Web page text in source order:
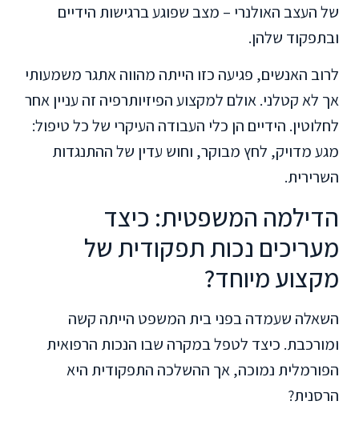
של העצב האולנרי – מצב שפוגע ברגישות הידיים
ובתפקוד שלהן.
לרוב האנשים, פגיעה כזו הייתה מהווה אתגר משמעותי
אך לא קטלני. אולם למקצוע הפיזיותרפיה זה עניין אחר
לחלוטין. הידיים הן כלי העבודה העיקרי של כל טיפול:
מגע מדויק, לחץ מבוקר, וחוש עדין של ההתנגדות
השרירית.
הדילמה המשפטית: כיצד
מעריכים נכות תפקודית של
מקצוע מיוחד?
השאלה שעמדה בפני בית המשפט הייתה קשה
ומורכבת. כיצד לטפל במקרה שבו הנכות הרפואית
הפורמלית נמוכה, אך ההשלכה התפקודית היא
הרסנית?